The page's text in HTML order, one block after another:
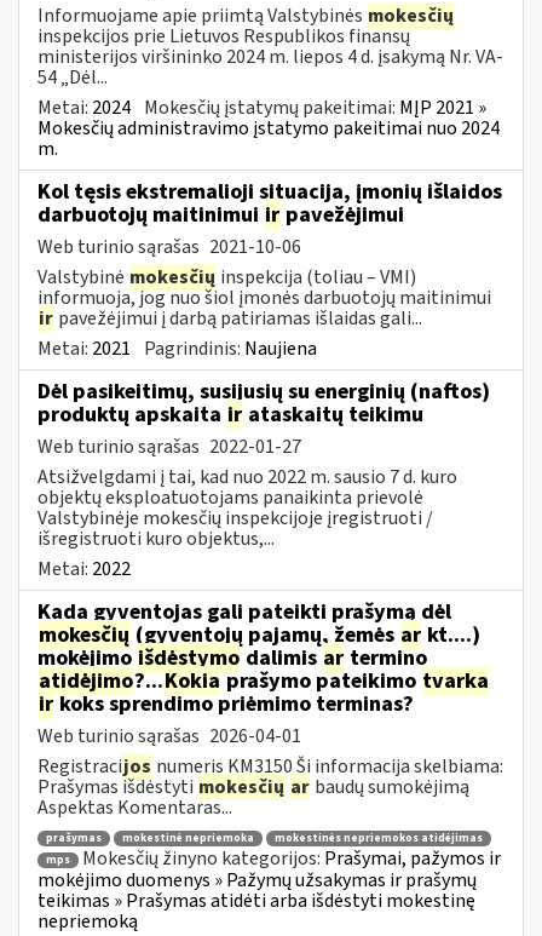
Informuojame apie priimtą Valstybinės mokesčių
inspekcijos prie Lietuvos Respublikos finansų
ministerijos viršininko 2024 m. liepos 4 d. įsakymą Nr. VA-
54 „Dėl...
Metai: 2024 Mokesčių įstatymų pakeitimai: MĮP 2021 »
Mokesčių administravimo įstatymo pakeitimai nuo 2024
m.
Kol tęsis ekstremalioji situacija, įmonių išlaidos
darbuotojų maitinimui ir pavežėjimui
Web turinio sąrašas 2021-10-06
Valstybinė mokesčių inspekcija (toliau – VMI)
informuoja, jog nuo šiol įmonės darbuotojų maitinimui
ir pavežėjimui į darbą patiriamas išlaidas gali...
Metai: 2021 Pagrindinis: Naujiena
Dėl pasikeitimų, susijusių su energinių (naftos)
produktų apskaita ir ataskaitų teikimu
Web turinio sąrašas 2022-01-27
Atsižvelgdami į tai, kad nuo 2022 m. sausio 7 d. kuro
objektų eksploatuotojams panaikinta prievolė
Valstybinėje mokesčių inspekcijoje įregistruoti /
išregistruoti kuro objektus,...
Metai: 2022
Kada gyventojas gali pateikti prašymą dėl
mokesčių (gyventojų pajamų, žemės ar kt....)
mokėjimo išdėstymo dalimis ar termino
atidėjimo?...Kokiaprašymo pateikimo tvarka
irkoks sprendimo priėmimo terminas?
Web turinio sąrašas 2026-04-01
Registracijos numeris KM3150 Ši informacija skelbiama:
Prašymas išdėstyti mokesčių ar baudų sumokėjimą
Aspektas Komentaras...
prašymas mokestinė nepriemoka
mokestinės nepriemokos atidėjimas
mps
Mokesčių žinyno kategorijos: Prašymai, pažymos ir
mokėjimo duomenys » Pažymų užsakymas ir prašymų
teikimas » Prašymas atidėti arba išdėstyti mokestinę
nepriemoką